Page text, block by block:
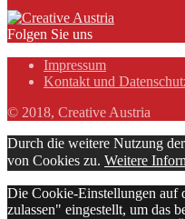
Folgen Sie uns
Impressum
Kontakt und
© 2018, Creative Austria
Durch die weitere Nutzung
von Cookies zu. Weitere
Die Cookie-Einstellungen auf
zulassen" eingestellt, um das